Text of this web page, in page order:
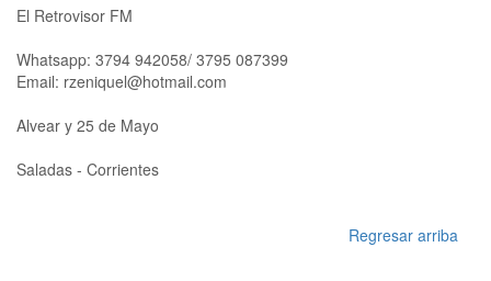
El Retrovisor FM
Whatsapp: 3794 942058/ 3795 087399
Email: rzeniquel@hotmail.com
Alvear y 25 de Mayo
Saladas - Corrientes
Regresar arriba